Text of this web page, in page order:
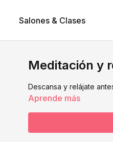
Salones & Clases
Meditación y
Descansa y relájate
Aprende más